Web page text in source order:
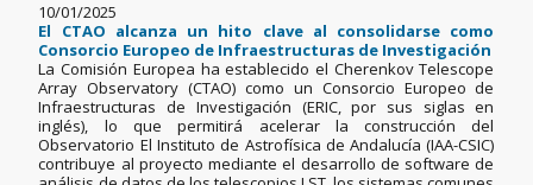
10/01/2025
El CTAO alcanza un hito clave al consolidarse como
Consorcio Europeo de Infraestructuras de Investigación
La Comisión Europea ha establecido el Cherenkov Telescope
Array Observatory (CTAO) como un Consorcio Europeo de
Infraestructuras de Investigación (ERIC, por sus siglas en
inglés), lo que permitirá acelerar la construcción del
Observatorio El Instituto de Astrofísica de Andalucía (IAA-CSIC)
contribuye al proyecto mediante el desarrollo de software de